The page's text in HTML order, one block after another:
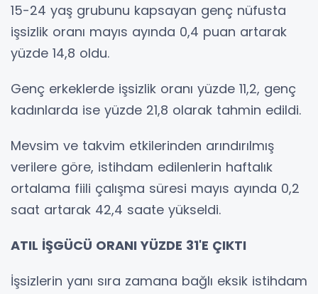
15-24 yaş grubunu kapsayan genç nüfusta
işsizlik oranı mayıs ayında 0,4 puan artarak
yüzde 14,8 oldu.
Genç erkeklerde işsizlik oranı yüzde 11,2, genç
kadınlarda ise yüzde 21,8 olarak tahmin edildi.
Mevsim ve takvim etkilerinden arındırılmış
verilere göre, istihdam edilenlerin haftalık
ortalama fiili çalışma süresi mayıs ayında 0,2
saat artarak 42,4 saate yükseldi.
ATIL İŞGÜCÜ ORANI YÜZDE 31'E ÇIKTI
İşsizlerin yanı sıra zamana bağlı eksik istihdam